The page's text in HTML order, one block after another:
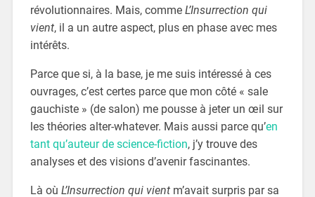
révolutionnaires. Mais, comme L’Insurrection qui
vient, il a un autre aspect, plus en phase avec mes
intérêts.
Parce que si, à la base, je me suis intéressé à ces
ouvrages, c’est certes parce que mon côté « sale
gauchiste » (de salon) me pousse à jeter un œil sur
les théories alter-whatever. Mais aussi parce qu’en
tant qu’auteur de science-fiction, j’y trouve des
analyses et des visions d’avenir fascinantes.
Là où L’Insurrection qui vientm’avait surpris par sa